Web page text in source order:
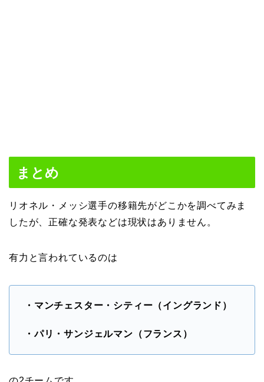
まとめ
リオネル・メッシ選手の移籍先がどこかを調べてみま
したが、正確な発表などは現状はありません。
有力と言われているのは
・マンチェスター・シティー（イングランド）
・パリ・サンジェルマン（フランス）